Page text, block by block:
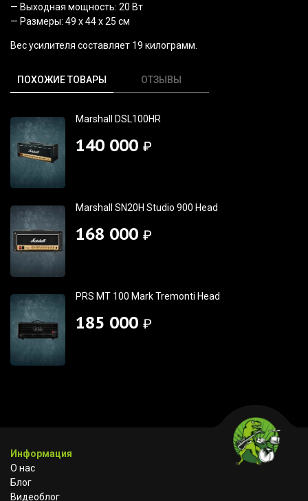
— Выходная мощность: 20 Вт
— Размеры: 49 х 44 х 25 см
Вес усилителя составляет 19 килограмм.
ПОХОЖИЕ ТОВАРЫ ОТЗЫВЫ
Marshall DSL100HR
140 000 ₽
Marshall SN20H Studio 900 Head
168 000 ₽
PRS MT 100 Mark Tremonti Head
185 000 ₽
Информация
О нас
Блог
Видеоблог